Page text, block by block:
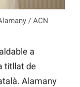
/ ACN
a
titllat de
Alamany